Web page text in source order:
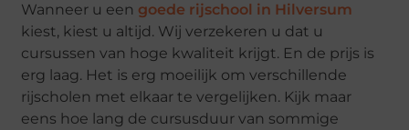
Wanneer u een goede rijschool in Hilversum
kiest, kiest u altijd. Wij verzekeren u dat u
cursussen van hoge kwaliteit krijgt. En de prijs is
erg laag. Het is erg moeilijk om verschillende
rijscholen met elkaar te vergelijken. Kijk maar
eens hoe lang de cursusduur van sommige